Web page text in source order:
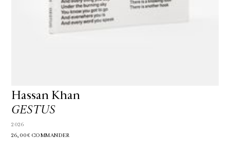
Hassan Khan
GESTUS
2026
26,00€ COMMANDER